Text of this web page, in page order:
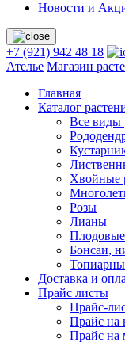
Новости и
+7 (921) 942 48 18
Ателье Магазин
Главная
Каталог
Все виды
Хвойные
Розы
Лианы
Плодовые
Бонсаи,
Доставка и
Прайс листы
Прайс-
Прайс на
Прайс на